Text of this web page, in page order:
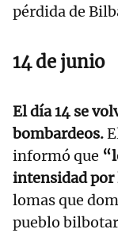
pérdida de
14 de junio
El día 14 se
bombardeos.
informó que
intensidad por
lomas que
pueblo